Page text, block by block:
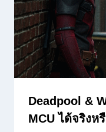
Deadpool &
MCU ได้จริงห